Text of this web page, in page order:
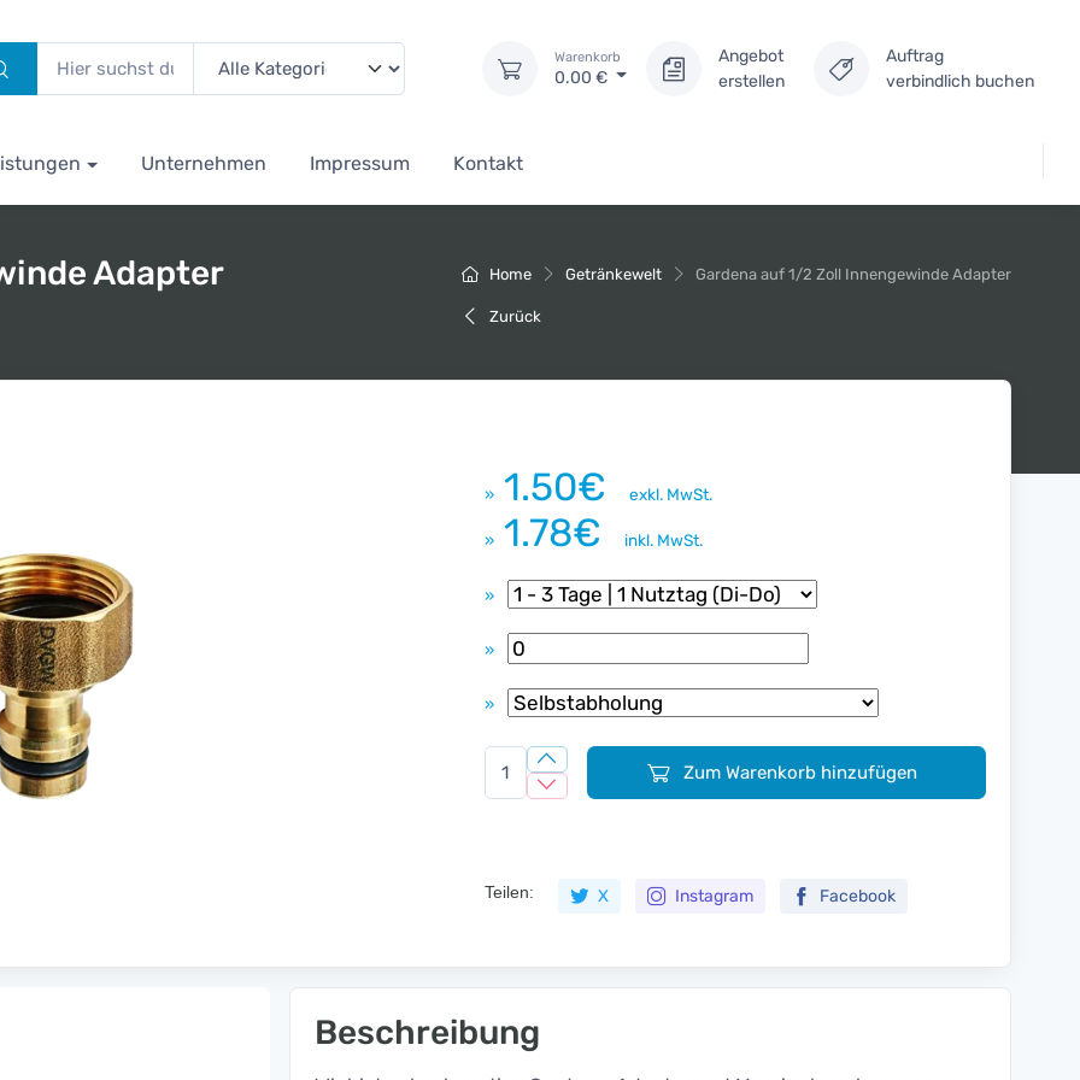
Warenkorb
0.00 €
Angebot
erstellen
Auftrag
verbindlich buchen
Unternehmen Impressum Kontakt
Home Getränkewelt Gardena auf 1/2 Zoll Innengewinde Adapter
Zurück
Adapter
» 1.50€ exkl. MwSt.
» 1.78€ inkl. MwSt.
»
»
»
Zum Warenkorb hinzufügen
Teilen: X Instagram Facebook
Beschreibung